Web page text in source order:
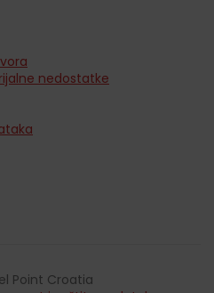
nedostatke
Point Croatia